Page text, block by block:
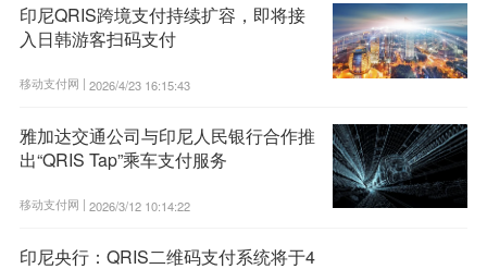
印尼QRIS跨境支付持续扩容，即将接
入日韩游客扫码支付
移动支付网 | 2026/4/23 16:15:43
雅加达交通公司与印尼人民银行合作推
出“QRIS Tap”乘车支付服务
移动支付网 | 2026/3/12 10:14:22
印尼央行：QRIS二维码支付系统将于4